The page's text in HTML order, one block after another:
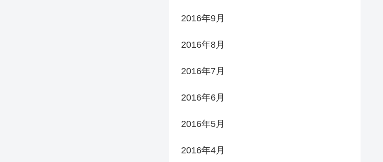
2016年9月
2016年8月
2016年7月
2016年6月
2016年5月
2016年4月